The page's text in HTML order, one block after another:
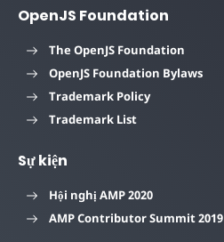
OpenJS Foundation
The OpenJS Foundation
OpenJS Foundation Bylaws
Trademark Policy
Trademark List
Sự kiện
Hội nghị AMP 2020
AMP Contributor Summit 2019